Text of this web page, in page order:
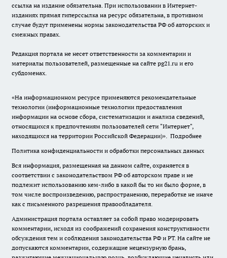
ссылка на издание обязательна. При использовании в Интернет-
изданиях прямая гиперссылка на ресурс обязательна, в противном
случае будут применены нормы законодательства РФ об авторских и
смежных правах.
Редакция портала не несет ответственности за комментарии и
материалы пользователей, размещенные на сайте pg21.ru и его
субдоменах.
«На информационном ресурсе применяются рекомендательные
технологии (информационные технологии предоставления
информации на основе сбора, систематизации и анализа сведений,
относящихся к предпочтениям пользователей сети "Интернет",
находящихся на территории Российской Федерации)». Подробнее
Политика конфиденциальности и обработки персональных данных
Вся информация, размещенная на данном сайте, охраняется в
соответствии с законодательством РФ об авторском праве и не
подлежит использованию кем-либо в какой бы то ни было форме, в
том числе воспроизведению, распространению, переработке не иначе
как с письменного разрешения правообладателя.
Администрация портала оставляет за собой право модерировать
комментарии, исходя из соображений сохранения конструктивности
обсуждения тем и соблюдения законодательства РФ и РТ. На сайте не
допускаются комментарии, содержащие нецензурную брань,